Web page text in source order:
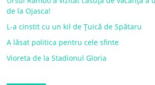
de la Ojasca!
L-a cinstit cu un kil de Țuică de Spătaru
A lăsat politica pentru cele sfinte
Vioreta de la Stadionul Gloria